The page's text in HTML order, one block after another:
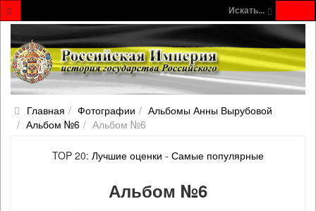
Искать...
Главная Фотографии
Альбомы Анны Вырубовой
Альбом №6
Альбом №6
TOP 20: Лучшие оценки - Самые популярные
Альбом №6